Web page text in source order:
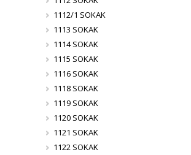
1112/1 SOKAK
1113 SOKAK
1114 SOKAK
1115 SOKAK
1116 SOKAK
1118 SOKAK
1119 SOKAK
1120 SOKAK
1121 SOKAK
1122 SOKAK